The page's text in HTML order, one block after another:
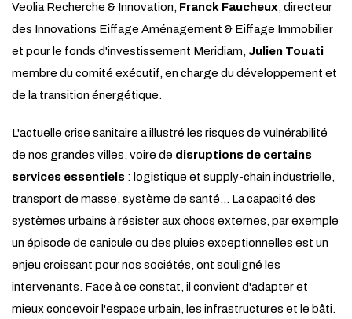
Veolia Recherche & Innovation, Franck Faucheux, directeur
des Innovations Eiffage Aménagement & Eiffage Immobilier
et pour le fonds d'investissement Meridiam, Julien Touati
membre du comité exécutif, en charge du développement et
de la transition énergétique.
L'actuelle crise sanitaire a illustré les risques de vulnérabilité
de nos grandes villes, voire de disruptions de certains
services essentiels : logistique et supply-chain industrielle,
transport de masse, système de santé... La capacité des
systèmes urbains à résister aux chocs externes, par exemple
un épisode de canicule ou des pluies exceptionnelles est un
enjeu croissant pour nos sociétés, ont souligné les
intervenants. Face à ce constat, il convient d'adapter et
mieux concevoir l'espace urbain, les infrastructures et le bâti.